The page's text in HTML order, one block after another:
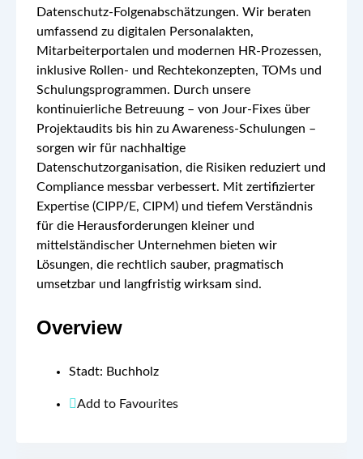
Datenschutz-Folgenabschätzungen. Wir beraten
umfassend zu digitalen Personalakten,
Mitarbeiterportalen und modernen HR‑Prozessen,
inklusive Rollen‑ und Rechtekonzepten, TOMs und
Schulungsprogrammen. Durch unsere
kontinuierliche Betreuung – von Jour‑Fixes über
Projektaudits bis hin zu Awareness‑Schulungen –
sorgen wir für nachhaltige
Datenschutzorganisation, die Risiken reduziert und
Compliance messbar verbessert. Mit zertifizierter
Expertise (CIPP/E, CIPM) und tiefem Verständnis
für die Herausforderungen kleiner und
mittelständischer Unternehmen bieten wir
Lösungen, die rechtlich sauber, pragmatisch
umsetzbar und langfristig wirksam sind.
Overview
Stadt: Buchholz
Add to Favourites